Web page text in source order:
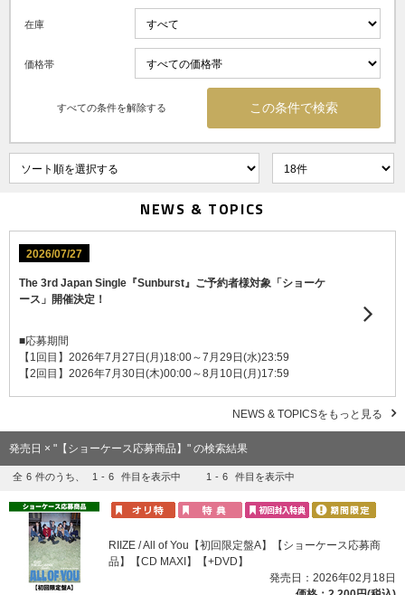
在庫
価格帯
すべての条件を解除する
NEWS & TOPICS
2026/07/27
The 3rd Japan Single『Sunburst』ご予約者様対象「ショーケ
ース」開催決定！
■応募期間
【1回目】2026年7月27日(月)18:00～7月29日(水)23:59
【2回目】2026年7月30日(木)00:00～8月10日(月)17:59
NEWS & TOPICSをもっと見る
発売日 × "【ショーケース応募商品】" の検索結果
全 6 件のうち、 1 - 6 件目を表示中 1 - 6 件目を表示中
RIIZE / All of You【初回限定盤A】【ショーケース応募商
品】【CD MAXI】【+DVD】
発売日：2026年02月18日